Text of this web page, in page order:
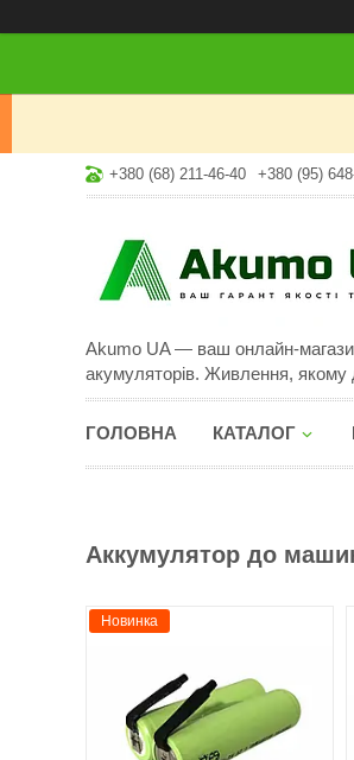
+380 (68) 211-46-40 +380 (95)
Akumo UA — ваш онлайн-
акумуляторів. Живлення, якому
ГОЛОВНА КАТАЛОГ
Аккумулятор до
Новинка